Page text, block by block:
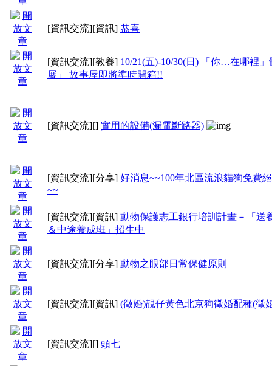
[資訊交流][資訊] 恭喜
[資訊交流][教養] 10/21(五)-10/30(日) 「你…在哪裡」
展」 故事屋即將準時開箱!!
[資訊交流][] 實用的設備(漏電斷路器)
[資訊交流][分享] 好消息~~100年北區流浪貓狗免費
~~
[資訊交流][資訊] 動物保護志工銀行培訓計畫－「送
＆中途養成班」招生中
[資訊交流][分享] 動物之眼部日常保健原則
[資訊交流][資訊] (徵婚)靚仔黃色北京狗徵婚配種(徵
[資訊交流][] 頭七